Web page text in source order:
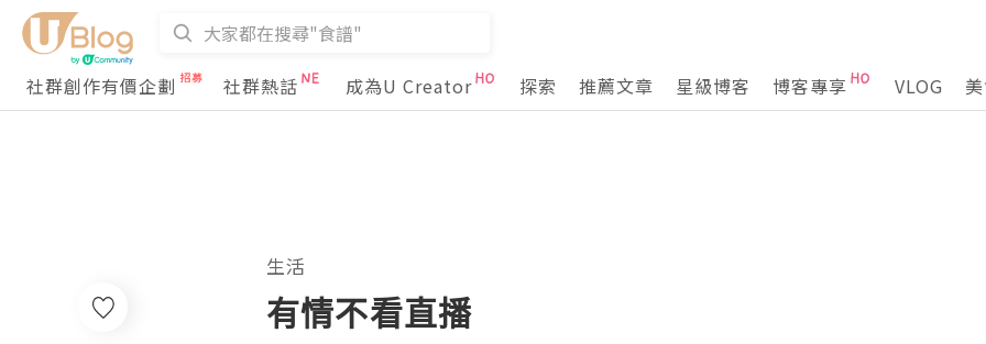
社群創作有價企劃 社群熱話 成為U Creator 探索 推薦文章 星級博客 博客專享 VLOG
生活
有情不看直播